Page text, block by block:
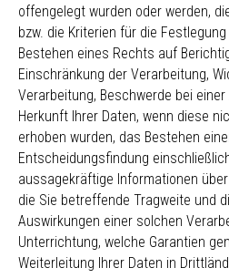
offengelegt wurden oder werden,
bzw. die Kriterien für die
Bestehen eines Rechts auf
Einschränkung der Verarbeitung,
Verarbeitung, Beschwerde bei
Herkunft Ihrer Daten, wenn diese
erhoben wurden, das Bestehen
Entscheidungsfindung
aussagekräftige Informationen
die Sie betreffende Tragweite und
Auswirkungen einer solchen
Unterrichtung, welche Garantien
Weiterleitung Ihrer Daten in